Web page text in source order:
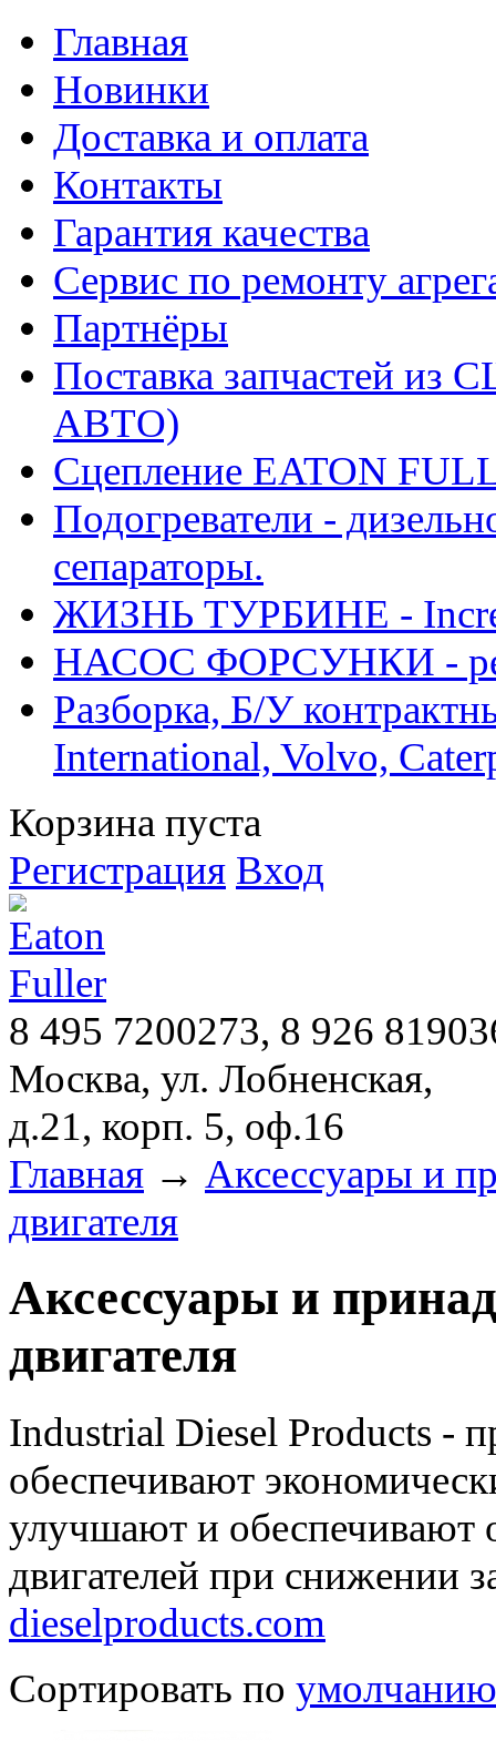
Главная
Новинки
Доставка и оплата
Контакты
Гарантия качества
Сервис по ремонту
Партнёры
Поставка запчастей
АВТО)
Сцепление EATON
Подогреватели -
сепараторы.
ЖИЗНЬ ТУРБИНЕ -
НАСОС ФОРСУНКИ -
Разборка, Б/У
International, Volvo,
Корзина пуста
Регистрация Вход
8 495 7200273, 8 926
Москва, ул. Лобненская,
д.21, корп. 5, оф.16
Главная → Аксессуары и
двигателя
Аксессуары и
двигателя
Industrial Diesel Products -
обеспечивают
улучшают и обеспечивают
двигателей при снижении
dieselproducts.com
Сортировать по умолчанию